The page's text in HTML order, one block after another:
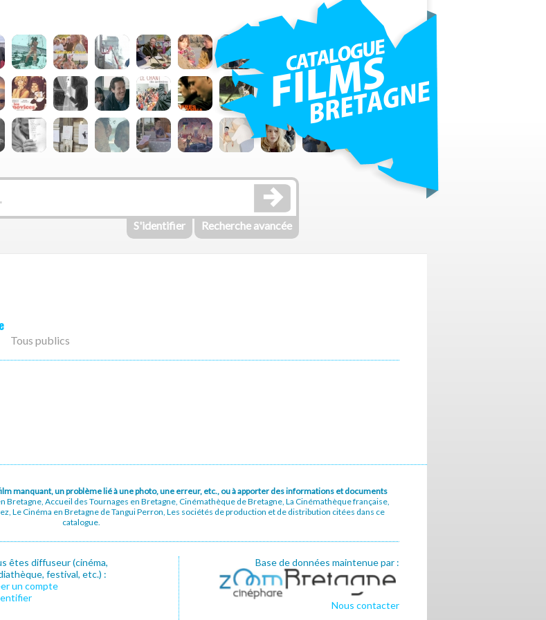
S'identifier Recherche avancée
Tous publics
manquant, un problème lié à une photo, une erreur, etc., ou à apporter des informations et documents
Bretagne, Accueil des Tournages en Bretagne, Cinémathèque de Bretagne, La Cinémathèque française,
Le Cinéma en Bretagne de Tangui Perron, Les sociétés de production et de distribution citées dans ce
catalogue.
êtes diffuseur (cinéma,
festival, etc.) :
un compte
Base de données maintenue par :
Nous contacter